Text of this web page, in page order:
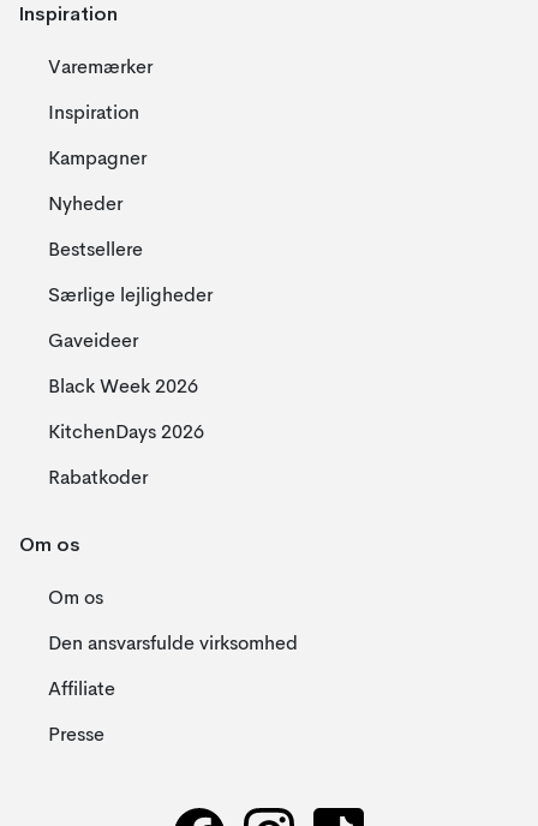
Inspiration
Varemærker
Inspiration
Kampagner
Nyheder
Bestsellere
Særlige lejligheder
Gaveideer
Black Week 2026
KitchenDays 2026
Rabatkoder
Om os
Om os
Den ansvarsfulde virksomhed
Affiliate
Presse